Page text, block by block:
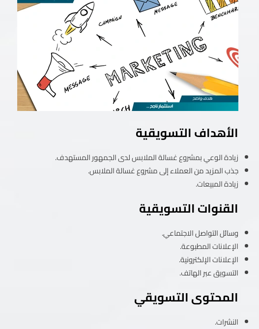
الأهداف التسويقية
زيادة الوعي بمشروع غسالة الملابس لدى الجمهور المستهدف.
جذب المزيد من العملاء إلى مشروع غسالة الملابس.
زيادة المبيعات.
القنوات التسويقية
وسائل التواصل الاجتماعي.
الإعلانات المطبوعة.
الإعلانات الإلكترونية.
التسويق عبر الهاتف.
المحتوى التسويقي
النشرات.